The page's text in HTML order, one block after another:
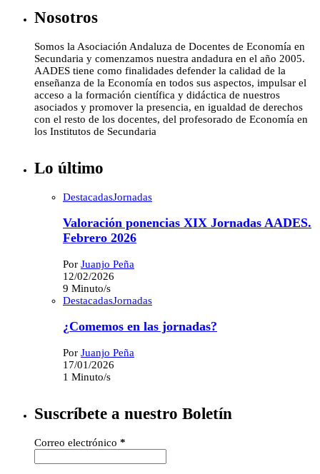
Nosotros
Somos la Asociación Andaluza de Docentes de Economía en
Secundaria y comenzamos nuestra andadura en el año 2005.
AADES tiene como finalidades defender la calidad de la
enseñanza de la Economía en todos sus aspectos, impulsar el
acceso a la formación científica y didáctica de nuestros
asociados y promover la presencia, en igualdad de derechos
con el resto de los docentes, del profesorado de Economía en
los Institutos de Secundaria
Lo último
DestacadasJornadas
Valoración ponencias XIX Jornadas AADES.
Febrero 2026
Por Juanjo Peña
12/02/2026
9 Minuto/s
DestacadasJornadas
¿Comemos en las jornadas?
Por Juanjo Peña
17/01/2026
1 Minuto/s
Suscríbete a nuestro Boletín
Correo electrónico *